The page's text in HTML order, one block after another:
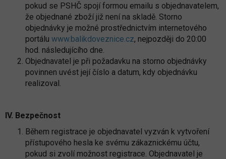
pokud se PSHČ spojí formou emailu s objednavatelem,
že objednané zboží již není na skladě. Storno
objednávky je možné prostřednictvím internetového
portálu www.balikdoveznice.cz, nejpozději do 20:00
hod. následujícího dne.
Objednavatel je při požadavku na storno objednávky
povinnen uvést její číslo a datum, kdy objednávku
realizoval.
IV. Bezpečnost
Během registrace je objednavatel vyzván k vytvoření
přístupového hesla ke svému zákaznickému účtu,
pokud si zvolí možnost registrace. Objednavatel je